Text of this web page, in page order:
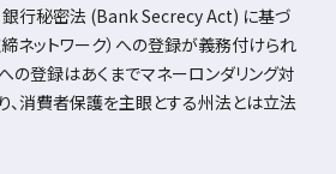
行秘密法 (Bank Secrecy Act) に基づ
ネットワーク）への登録が義務付けられ
への登録はあくまでマネーロンダリング対
、消費者保護を主眼とする州法とは立法